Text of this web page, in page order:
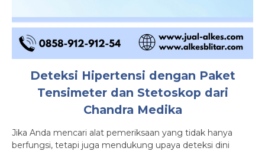
Deteksi Hipertensi dengan Paket
Tensimeter dan Stetoskop dari
Chandra Medika
Jika Anda mencari alat pemeriksaan yang tidak hanya
berfungsi, tetapi juga mendukung upaya deteksi dini